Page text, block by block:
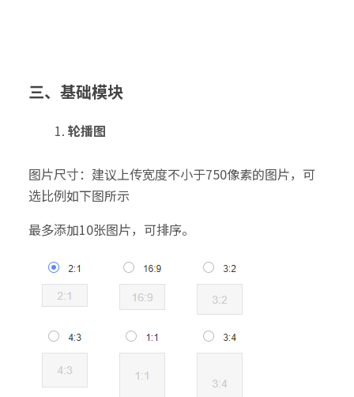
三、 基础模块
轮播图
图片尺寸：建议上传宽度不小于750像素的图片，可
选比例如下图所示
最多添加10张图片，可排序。